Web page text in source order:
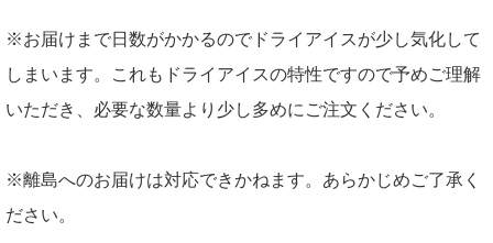
※お届けまで日数がかかるのでドライアイスが少し気化して
しまいます。これもドライアイスの特性ですので予めご理解
いただき、必要な数量より少し多めにご注文ください。
※離島へのお届けは対応できかねます。あらかじめご了承く
ださい。